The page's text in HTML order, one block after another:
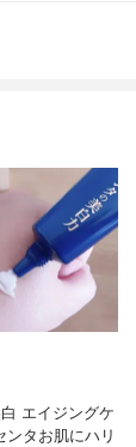
エイジングケ
タお肌にハリ